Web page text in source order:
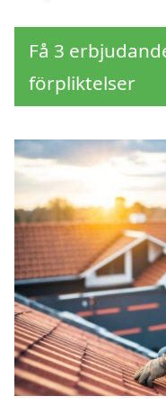
Få 3
förpliktelser